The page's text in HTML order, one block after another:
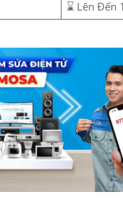
⌛ Lên Đến